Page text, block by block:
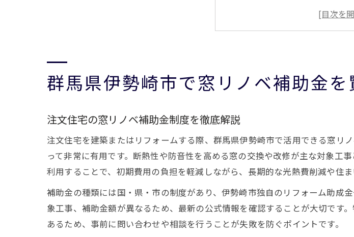
リフォーム補助金と注
注文住宅のための補助
注文住宅で断熱窓リノ
群馬県伊勢崎市の断熱
断熱性能改善のための
住宅リフォームで得する
注文住宅の補助金申請
リフォーム補助金申請
伊勢崎市リフォーム補
群馬県伊勢崎市で窓リノベ補助金
注文住宅の窓リノベ補助金制度を徹底解説
注文住宅を建築またはリフォームする際、群馬県伊勢崎市で活用できる窓リ
って非常に有用です。断熱性や防音性を高める窓の交換や改修が主な対象工
利用することで、初期費用の負担を軽減しながら、長期的な光熱費削減や住
補助金の種類には国・県・市の制度があり、伊勢崎市独自のリフォーム助成
象工事、補助金額が異なるため、最新の公式情報を確認することが大切です
あるため、事前に問い合わせや相談を行うことが失敗を防ぐポイントです。